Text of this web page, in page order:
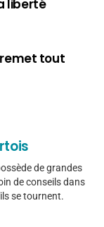
liberté
tout
de grandes
de conseils dans
se tournent.